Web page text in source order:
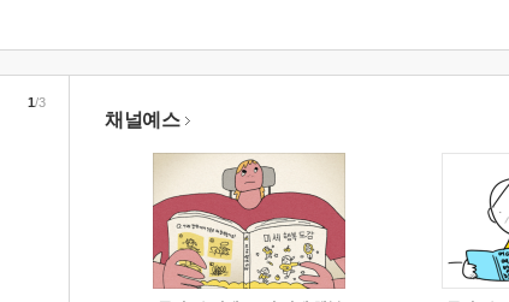
1/3
채널예스